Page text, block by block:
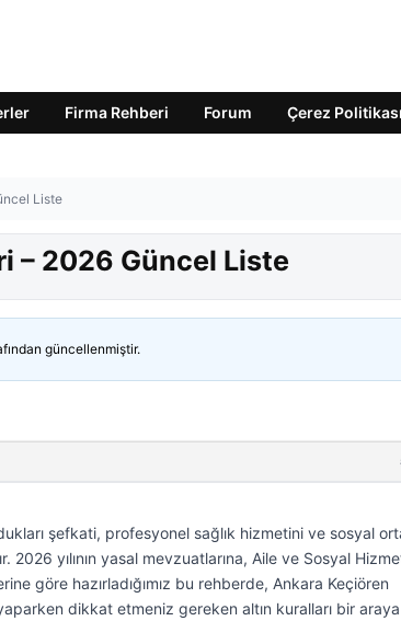
Firma Rehberi Forum Çerez Politikası
Liste
– 2026 Güncel Liste
güncellenmiştir.
şefkati, profesyonel sağlık hizmetini ve sosyal
yılının yasal mevzuatlarına, Aile ve Sosyal
göre hazırladığımız bu rehberde, Ankara Keçiören
dikkat etmeniz gereken altın kuralları bir araya